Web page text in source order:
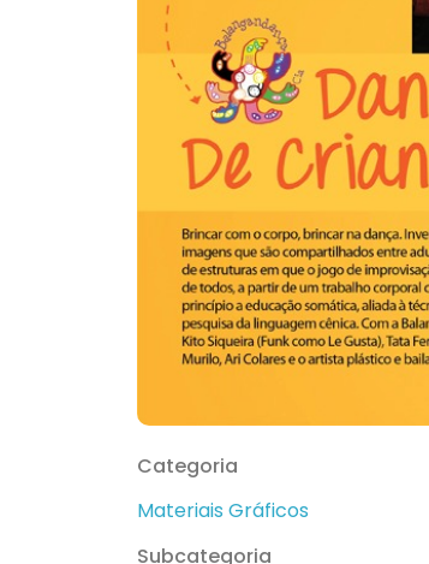
Categoria
Materiais Gráficos
Subcategoria